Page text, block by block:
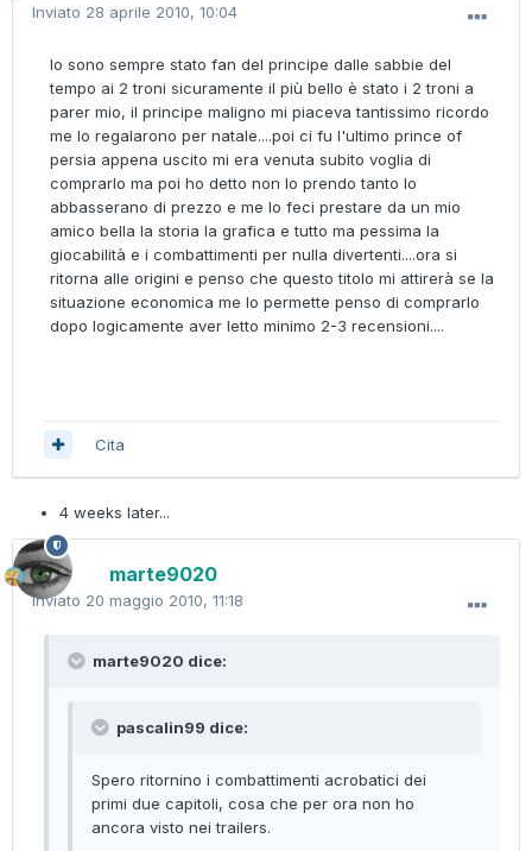
Inviato 28 aprile 2010, 10:04
Io sono sempre stato fan del principe dalle sabbie del
tempo ai 2 troni sicuramente il più bello è stato i 2 troni a
parer mio, il principe maligno mi piaceva tantissimo ricordo
me lo regalarono per natale....poi ci fu l'ultimo prince of
persia appena uscito mi era venuta subito voglia di
comprarlo ma poi ho detto non lo prendo tanto lo
abbasserano di prezzo e me lo feci prestare da un mio
amico bella la storia la grafica e tutto ma pessima la
giocabilità e i combattimenti per nulla divertenti....ora si
ritorna alle origini e penso che questo titolo mi attirerà se la
situazione economica me lo permette penso di comprarlo
dopo logicamente aver letto minimo 2-3 recensioni....
Cita
4 weeks later...
marte9020
Inviato 20 maggio 2010, 11:18
marte9020 dice:
pascalin99 dice:
Spero ritornino i combattimenti acrobatici dei
primi due capitoli, cosa che per ora non ho
ancora visto nei trailers.